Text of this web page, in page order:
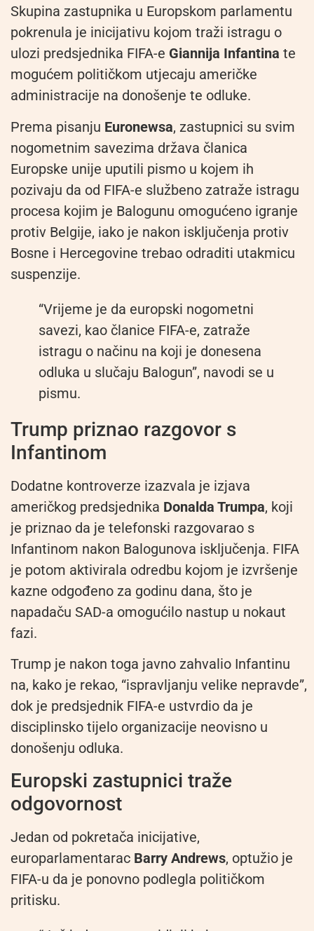
Skupina zastupnika u Europskom parlamentu
pokrenula je inicijativu kojom traži istragu o
ulozi predsjednika FIFA-e Giannija Infantina te
mogućem političkom utjecaju američke
administracije na donošenje te odluke.
Prema pisanju Euronewsa, zastupnici su svim
nogometnim savezima država članica
Europske unije uputili pismo u kojem ih
pozivaju da od FIFA-e službeno zatraže istragu
procesa kojim je Balogunu omogućeno igranje
protiv Belgije, iako je nakon isključenja protiv
Bosne i Hercegovine trebao odraditi utakmicu
suspenzije.
“Vrijeme je da europski nogometni
savezi, kao članice FIFA-e, zatraže
istragu o načinu na koji je donesena
odluka u slučaju Balogun”, navodi se u
pismu.
Trump priznao razgovor s
Infantinom
Dodatne kontroverze izazvala je izjava
američkog predsjednika Donalda Trumpa, koji
je priznao da je telefonski razgovarao s
Infantinom nakon Balogunova isključenja. FIFA
je potom aktivirala odredbu kojom je izvršenje
kazne odgođeno za godinu dana, što je
napadaču SAD-a omogućilo nastup u nokaut
fazi.
Trump je nakon toga javno zahvalio Infantinu
na, kako je rekao, “ispravljanju velike nepravde”,
dok je predsjednik FIFA-e ustvrdio da je
disciplinsko tijelo organizacije neovisno u
donošenju odluka.
Europski zastupnici traže
odgovornost
Jedan od pokretača inicijative,
europarlamentarac Barry Andrews, optužio je
FIFA-u da je ponovno podlegla političkom
pritisku.